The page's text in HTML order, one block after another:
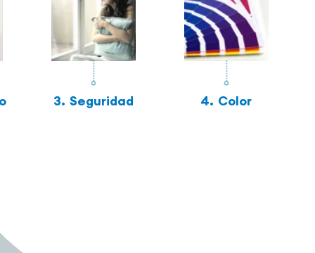
3. Seguridad 4. Color